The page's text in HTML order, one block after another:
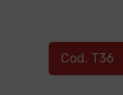
Cod. T36